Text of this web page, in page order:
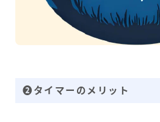
❷タイマーのメリット